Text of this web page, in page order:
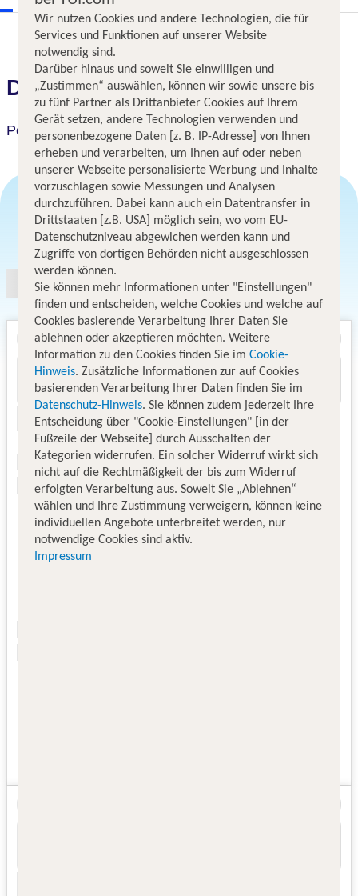
Das erwartet Sie
Petit Palace Suites Hotel
Angebotsauswahl
Wir nutzen Cookies und andere Technologien, die für
Services und Funktionen auf unserer Website
notwendig sind.
Darüber hinaus und soweit Sie einwilligen und
„Zustimmen“ auswählen, können wir sowie unsere bis
zu fünf Partner als Drittanbieter Cookies auf Ihrem
Gerät setzen, andere Technologien verwenden und
personenbezogene Daten [z. B. IP-Adresse] von Ihnen
erheben und verarbeiten, um Ihnen auf oder neben
unserer Webseite personalisierte Werbung und Inhalte
vorzuschlagen sowie Messungen und Analysen
durchzuführen. Dabei kann auch ein Datentransfer in
Drittstaaten [z.B. USA] möglich sein, wo vom EU-
Datenschutzniveau abgewichen werden kann und
Zugriffe von dortigen Behörden nicht ausgeschlossen
werden können.
Sie können mehr Informationen unter "Einstellungen"
finden und entscheiden, welche Cookies und welche auf
Cookies basierende Verarbeitung Ihrer Daten Sie
ablehnen oder akzeptieren möchten. Weitere
Information zu den Cookies finden Sie im Cookie-
Hinweis. Zusätzliche Informationen zur auf Cookies
basierenden Verarbeitung Ihrer Daten finden Sie im
Datenschutz-Hinweis. Sie können zudem jederzeit Ihre
Entscheidung über "Cookie-Einstellungen" [in der
Fußzeile der Webseite] durch Ausschalten der
Kategorien widerrufen. Ein solcher Widerruf wirkt sich
nicht auf die Rechtmäßigkeit der bis zum Widerruf
erfolgten Verarbeitung aus. Soweit Sie „Ablehnen“
wählen und Ihre Zustimmung verweigern, können keine
individuellen Angebote unterbreitet werden, nur
notwendige Cookies sind aktiv.
Impressum